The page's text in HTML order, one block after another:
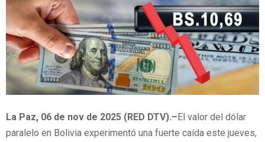
La Paz, 06 de nov de 2025 (RED DTV).–El valor del dólar
paralelo en Bolivia experimentó una fuerte caída este jueves,